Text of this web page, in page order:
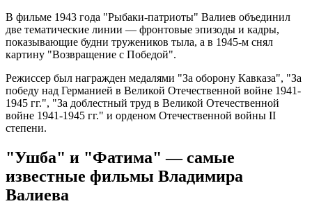
В фильме 1943 года "Рыбаки-патриоты" Валиев объединил
две тематические линии — фронтовые эпизоды и кадры,
показывающие будни тружеников тыла, а в 1945-м снял
картину "Возвращение с Победой".
Режиссер был награжден медалями "За оборону Кавказа", "За
победу над Германией в Великой Отечественной войне 1941-
1945 гг.", "За доблестный труд в Великой Отечественной
войне 1941-1945 гг." и орденом Отечественной войны II
степени.
"Ушба" и "Фатима" — самые
известные фильмы Владимира
Валиева